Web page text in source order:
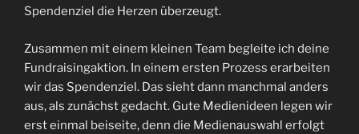
Spendenziel die Herzen überzeugt.
Zusammen mit einem kleinen Team begleite ich deine
Fundraisingaktion. In einem ersten Prozess erarbeiten
wir das Spendenziel. Das sieht dann manchmal anders
aus, als zunächst gedacht. Gute Medienideen legen wir
erst einmal beiseite, denn die Medienauswahl erfolgt